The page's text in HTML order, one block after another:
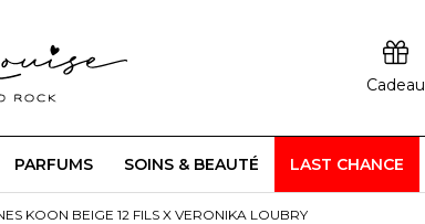
Cadeau
PARFUMS SOINS & BEAUTÉ LAST CHANCE
KOON BEIGE 12 FILS X VERONIKA LOUBRY